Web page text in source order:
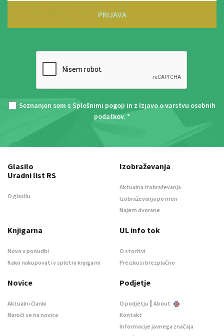
PRIJAVA
Seznanjen sem s Splošnimi pogoji in z Izjavo o varstvu osebnih
podatkov. *
Glasilo
Uradni list RS
O glasilu
Izobraževanja
Aktualna izobraževanja
Izobraževanja po meri
Najem dvorane
Knjigarna
Novo v ponudbi
Kako nakupovati v spletni knjigarni
UL info tok
O storitvi
Preizkusi brezplačno
Novice
Aktualni članki
Naroči se na novice
Podjetje
O podjetju | About
Kontakt
Informacije javnega značaja